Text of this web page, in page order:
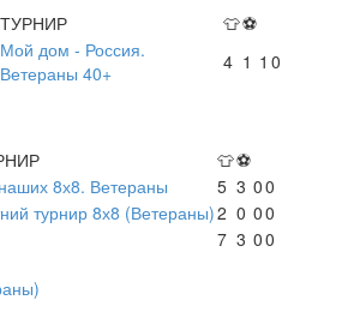
ТУРНИР 👕⚽
Мой дом - Россия.
Ветераны 40+
4 1 1 0
👕⚽
8х8. Ветераны 5 3 00
турнир 8х8 (Ветераны)2 0 00
7 3 00